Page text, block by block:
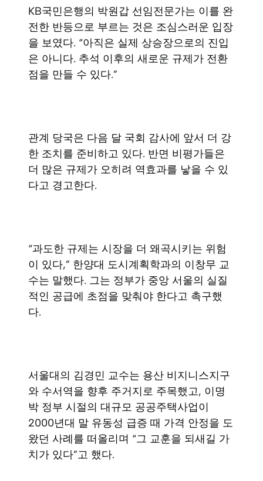
KB국민은행의 박원갑 선임전문가는 이를 완
전한 반등으로 부르는 것은 조심스러운 입장
을 보였다. “아직은 실제 상승장으로의 진입
은 아니다. 추석 이후의 새로운 규제가 전환
점을 만들 수 있다.”
관계 당국은 다음 달 국회 감사에 앞서 더 강
한 조치를 준비하고 있다. 반면 비평가들은
더 많은 규제가 오히려 역효과를 낳을 수 있
다고 경고한다.
“과도한 규제는 시장을 더 왜곡시키는 위험
이 있다,” 한양대 도시계획학과의 이창무 교
수는 말했다. 그는 정부가 중앙 서울의 실질
적인 공급에 초점을 맞춰야 한다고 촉구했
다.
서울대의 김경민 교수는 용산 비지니스지구
와 수서역을 향후 주거지로 주목했고, 이명
박 정부 시절의 대규모 공공주택사업이
2000년대 말 유동성 급증 때 가격 안정을 도
왔던 사례를 떠올리며 “그 교훈을 되새길 가
치가 있다”고 했다.